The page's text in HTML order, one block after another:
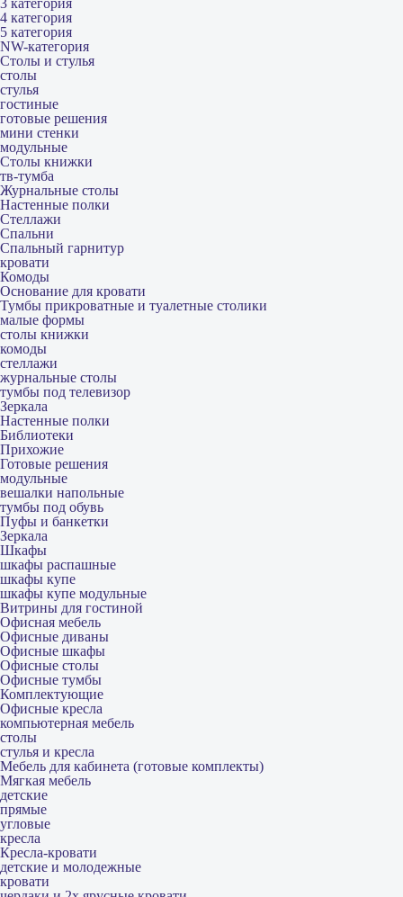
3 категория
4 категория
5 категория
NW-категория
Столы и стулья
столы
стулья
гостиные
готовые решения
мини стенки
модульные
Столы книжки
тв-тумба
Журнальные столы
Настенные полки
Стеллажи
Спальни
Спальный гарнитур
кровати
Комоды
Основание для кровати
Тумбы прикроватные и туалетные столики
малые формы
столы книжки
комоды
стеллажи
журнальные столы
тумбы под телевизор
Зеркала
Настенные полки
Библиотеки
Прихожие
Готовые решения
модульные
вешалки напольные
тумбы под обувь
Пуфы и банкетки
Зеркала
Шкафы
шкафы распашные
шкафы купе
шкафы купе модульные
Витрины для гостиной
Офисная мебель
Офисные диваны
Офисные шкафы
Офисные столы
Офисные тумбы
Комплектующие
Офисные кресла
компьютерная мебель
столы
стулья и кресла
Мебель для кабинета (готовые комплекты)
Мягкая мебель
детские
прямые
угловые
кресла
Кресла-кровати
детские и молодежные
кровати